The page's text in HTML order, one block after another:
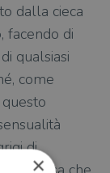
dalla cieca
facendo di
qualsiasi
come
di
×